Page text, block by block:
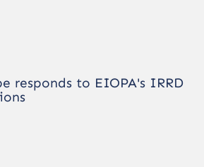
responds to EIOPA's IRRD